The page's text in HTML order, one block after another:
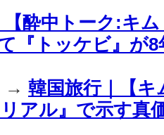
ン・
ユ
ナ
チ
ョ
ン・
【酔中トーク:キ
『トッケビ』が
→ 韓国旅行｜【
アル』で示す真